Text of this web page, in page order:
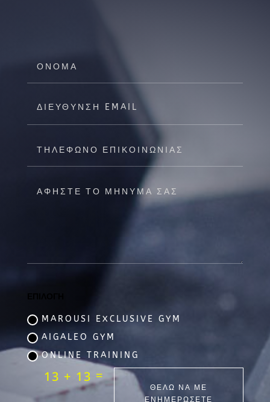
MAROUSI EXCLUSIVE GYM
AIGALEO GYM
ONLINE TRAINING
13 + 13 =
ΘΕΛΩ ΝΑ ΜΕ
ΕΝΗΜΕΡΩΣΕΤΕ